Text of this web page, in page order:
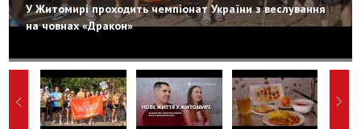
У Житомирі проходить чемпіонат України з веслування
на човнах «Дракон»